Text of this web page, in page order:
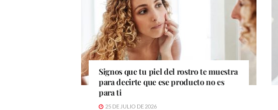
Signos que tu piel del rostro te muestra
para decirte que ese producto no es
para ti
25 DE JULIO DE 2026